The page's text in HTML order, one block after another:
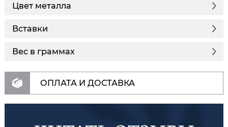
Цвет металла
Вставки
Вес в граммах
ОПЛАТА И ДОСТАВКА